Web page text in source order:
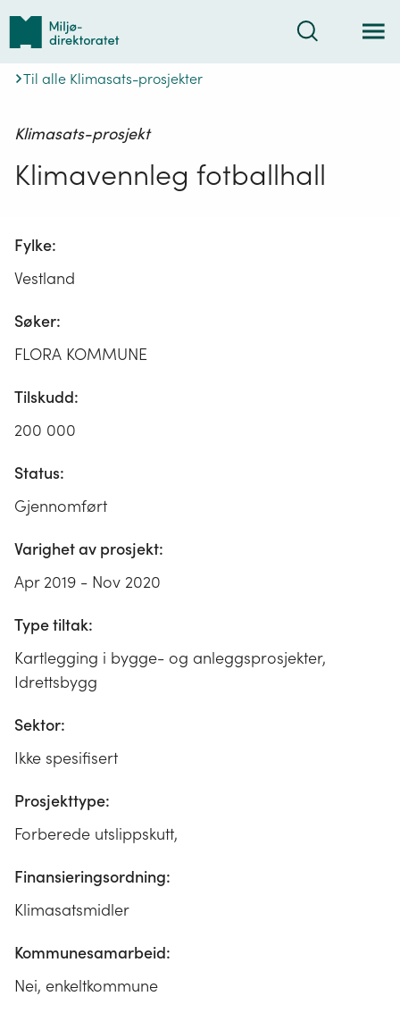
Tilbake
forsiden
Søk
Til alle Klimasats-prosjekter
Klimasats-prosjekt
Klimavennleg fotballhall
Fylke:
Vestland
Søker:
FLORA KOMMUNE
Tilskudd:
200 000
Status:
Gjennomført
Varighet av prosjekt:
Apr 2019 - Nov 2020
Type tiltak:
Kartlegging i bygge- og anleggsprosjekter,
Idrettsbygg
Sektor:
Ikke spesifisert
Prosjekttype:
Forberede utslippskutt,
Finansieringsordning:
Klimasatsmidler
Kommunesamarbeid:
Nei, enkeltkommune